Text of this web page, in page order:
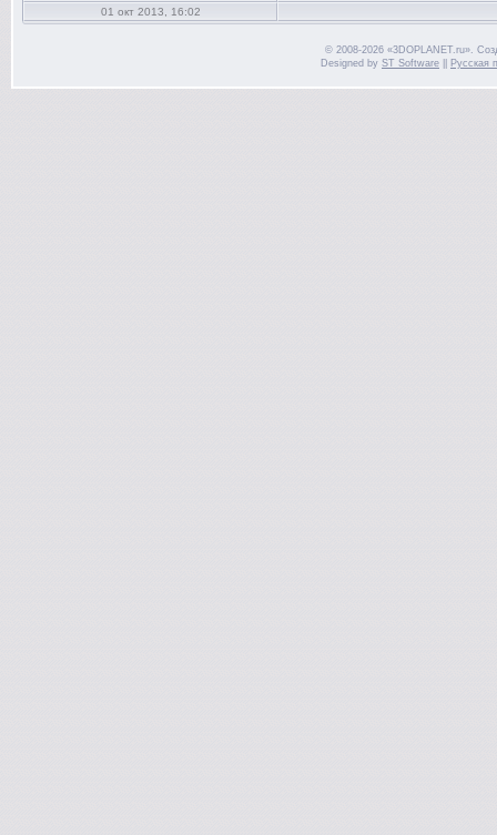
01 окт 2013, 16:02
© 2008-2026 «3DOPLANET.ru».
Designed by ST Software Русская